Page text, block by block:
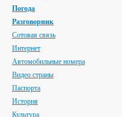
Погода
Разговорник
Сотовая связь
Интернет
Автомобильные номера
Видео страны
Паспорта
История
Культура